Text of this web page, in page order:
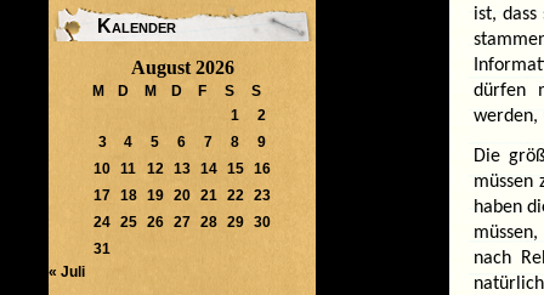
ist, dass
dürfen
werden,
Die
müssen
haben
nach
Kalender
August 2026
M D M D F S
S
1
2
3
4 5 6 7 8
9
10 11 12 13 14 15
16
17 18 19 20 21 22
23
24 25 26 27 28 29
30
31
« Juli